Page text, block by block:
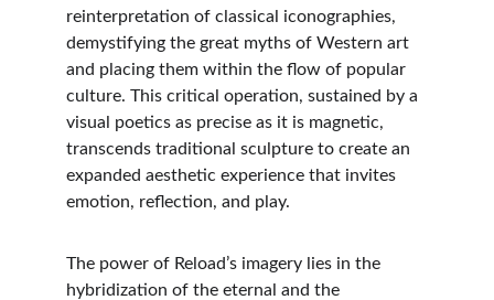
reinterpretation of classical iconographies,
demystifying the great myths of Western art
and placing them within the flow of popular
culture. This critical operation, sustained by a
visual poetics as precise as it is magnetic,
transcends traditional sculpture to create an
expanded aesthetic experience that invites
emotion, reflection, and play.
The power of Reload’s imagery lies in the
hybridization of the eternal and the